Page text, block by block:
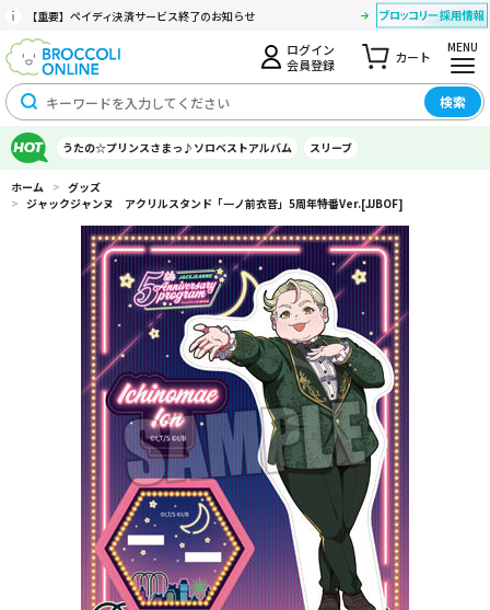
【重要】ペイディ決済サービス終了のお知らせ
ログイン
会員登録
カート
MENU
検索
うたの☆プリンスさまっ♪ソロベストアルバム スリーブ
ホーム > グッズ
> ジャックジャンヌ アクリルスタンド「一ノ前衣音」5周年特番Ver.[JJBOF]